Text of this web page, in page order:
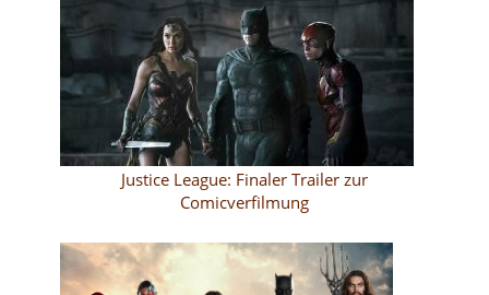
Justice League: Finaler Trailer zur
Comicverfilmung